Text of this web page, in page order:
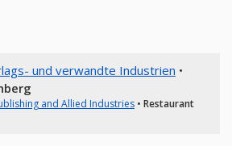
und verwandte Industrien •
and Allied Industries• Restaurant